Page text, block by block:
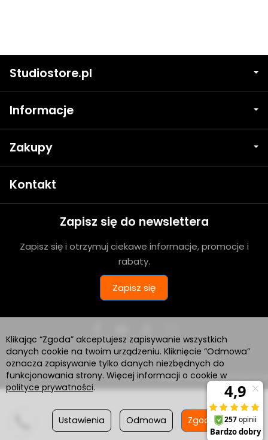
Studiostore.pl
Informacje
Zakupy
Kontakt
Zapisz się do newslettera
Zapisz się i otrzymuj ciekawe informacje, promocje i
rabaty.
Zapisz się
Sklep internetowy SOTESHOP AI
Klikając “Zgoda” akceptujesz zapisywanie wszystkich
danych cookie na twoim urządzeniu. Kliknięcie “Odmowa”
oznacza zapisywanie tylko danych niezbędnych do
funkcjonowania strony. Więcej informacji o cookie w
polityce prywatności.
Ustawienia Odmowa Zgoda